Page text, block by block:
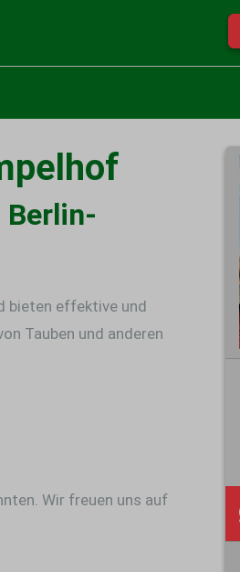
Berlin-
bieten effektive und
Tauben und anderen
Wir freuen uns auf